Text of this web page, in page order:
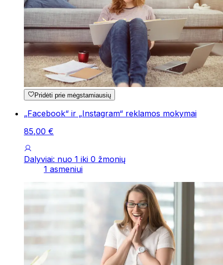
Pridėti prie mėgstamiausių
„Facebook“ ir „Instagram“ reklamos mokymai
85,00 €
Dalyviai: nuo 1 iki 0 žmonių
1 asmeniui